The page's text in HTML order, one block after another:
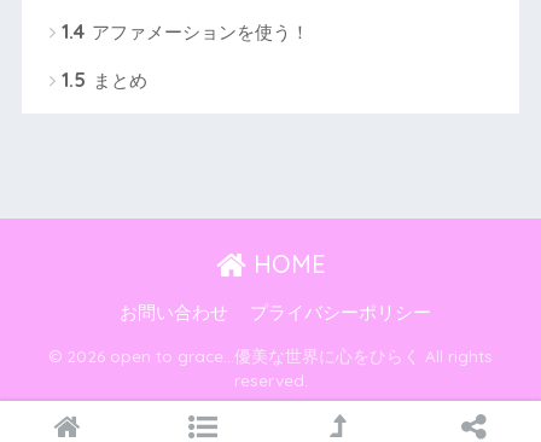
1.4 アファメーションを使う！
1.5 まとめ
HOME
お問い合わせ プライバシーポリシー
© 2026 open to grace…優美な世界に心をひらく All rights
reserved.